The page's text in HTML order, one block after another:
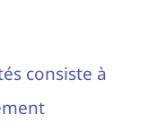
consiste à